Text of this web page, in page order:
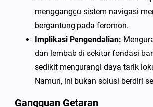
mengganggu sistem navigasi
bergantung pada feromon.
Implikasi Pengendalian:
dan lembab di sekitar fondasi
sedikit mengurangi daya tarik
Namun, ini bukan solusi berdiri
Gangguan Getaran